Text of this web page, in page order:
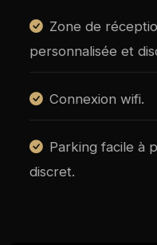
Zone de
personnalisée et
Connexion wifi.
Parking facile à
discret.